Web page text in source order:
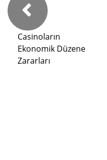
Casinoların
Ekonomik Düzene
Zararları